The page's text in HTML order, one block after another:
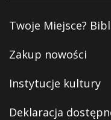
Twoje Miejsce?
Zakup nowości
Instytucje kultury
Deklaracja